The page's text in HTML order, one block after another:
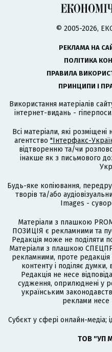
© 2005-2026,
РЕКЛАМА НА
ПОЛІТИКА
ПРАВИЛА
ПРИНЦИПИ І
Використання матеріалів
інтернет-видань -
Всі матеріали, які
агентство "Інтерфакс-
відтворенню та/чи
інакше як з письмового
Будь-яке копіювання,
творів та/або
Images -
Матеріали з плашкою
ПОЗИЦІЯ є рекламними та
Редакція може не поділяти
Матеріали з плашкою
рекламними, проте редакція
контенту і поділяє думки,
Редакція не несе
судження, оприлюднені у
українським
реклами несе
Cубєкт у сфері онлайн-медіа;
ТОВ "УП